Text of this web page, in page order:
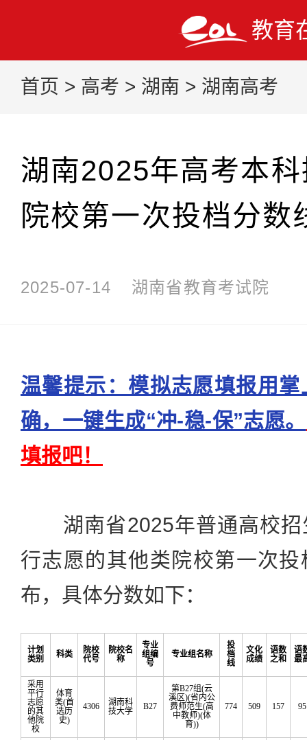
教育
首页 > 高考 > 湖南 > 湖南高考
湖南2025年高考本
院校第一次投档分数
2025-07-14 湖南省教育考试院
温馨提示：模拟志愿填报用
确，一键生成“冲-稳-保”志愿。
填报吧！
湖南省2025年普通高校招
行志愿的其他类院校第一次
布，具体分数如下：
计划
类别
科类
院校
代号
院校名
称
专业
组编
号
专业组名称
投
档
线
文化
成绩
语数
之和
语
最
采用
平行
志愿
的其
他院
校
体育
类(首
选历
史)
4306
湖南科
技大学
B27
第B27组(云
溪区)(省内公
费师范生(高
中教师)(体
育))
774 509 157 95